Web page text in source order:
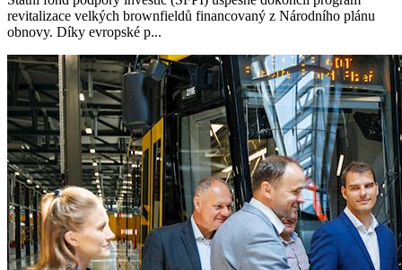
revitalizace velkých brownfieldů financovaný z Národního plánu
obnovy. Díky evropské p...